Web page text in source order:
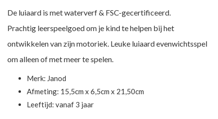
De luiaard is met waterverf & FSC-gecertificeerd.
Prachtig leerspeelgoed om je kind te helpen bij het
ontwikkelen van zijn motoriek. Leuke luiaard evenwichtsspel
om alleen of met meer te spelen.
Merk: Janod
Afmeting: 15,5cm x 6,5cm x 21,50cm
Leeftijd: vanaf 3 jaar